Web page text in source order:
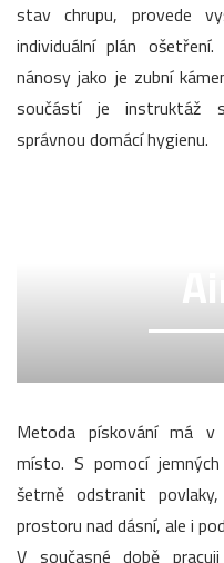
stav chrupu, provede
individuální plán
nánosy jako je zubní
součástí je instruktáž
správnou domácí hygienu.
Metoda pískování má v
místo. S pomocí
šetrně odstranit
prostoru nad dásní, ale i
V současné době